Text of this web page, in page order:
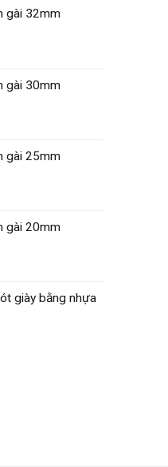
gài 32mm
gài 30mm
gài 25mm
gài 20mm
giày bằng nhựa